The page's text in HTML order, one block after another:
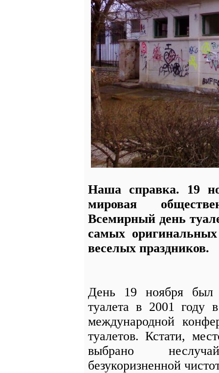
Наша справка. 19
мировая
Всемирный день
самых
веселых праздников.
День 19 ноября был
туалета в 2001 году
международной
туалетов. Кстати,
выбрано
безукоризненной